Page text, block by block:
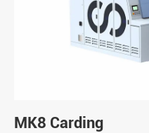
MK8 Carding